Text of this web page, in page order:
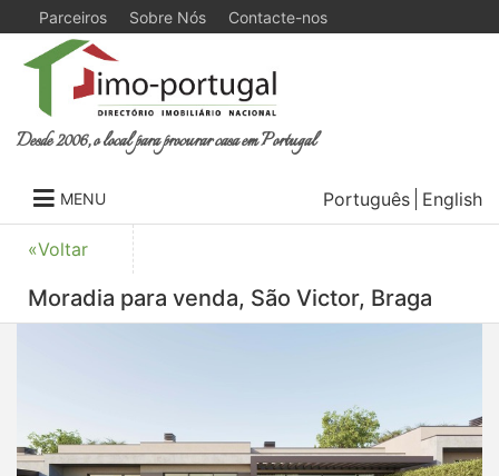
Parceiros Sobre Nós Contacte-nos
Desde 2006, o local para procurar casa em Portugal
MENU Português English
«Voltar
Moradia para venda, São Victor, Braga